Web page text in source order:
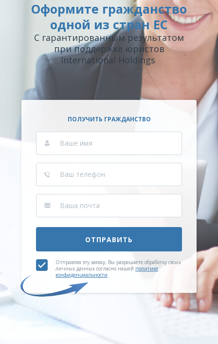
Оформите гражданство
одной из стран ЕС
С гарантированным результатом
при поддержке юристов
International Holdings
ПОЛУЧИТЬ ГРАЖДАНСТВО
ОТПРАВИТЬ
Отправляя эту заявку, Вы разрешаете обработку своих
личных данных согласно нашей политике
конфиденциальности